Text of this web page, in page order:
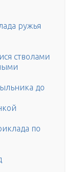
ружья
стволами
до
по